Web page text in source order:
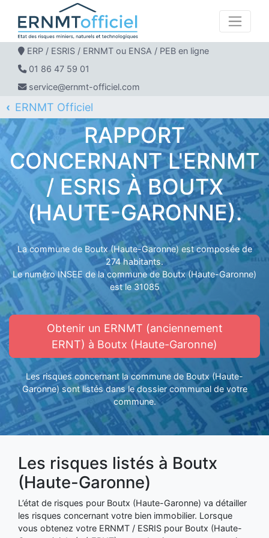
ERP / ESRIS / ERNMT ou ENSA / PEB en ligne
01 86 47 59 01
service@ernmt-officiel.com
ERNMT Officiel
ERP / ESRIS / ERNMT pour BOUTX
RAPPORT
CONCERNANT L'ERNMT
/ ESRIS À BOUTX
(HAUTE-GARONNE).
La commune de Boutx (Haute-Garonne) est composée de
274 habitants.
Le numéro INSEE de la commune de Boutx (Haute-Garonne)
est le 31085
Obtenir un ERNMT (anciennement
ERNT) à Boutx (Haute-Garonne)
Les risques concernant la commune de Boutx (Haute-
Garonne) sont listés dans le dossier communal de votre
commune.
Les risques listés à Boutx
(Haute-Garonne)
L’état de risques pour Boutx (Haute-Garonne) va détailler
les risques concernant votre bien immobilier. Lorsque
vous obtenez votre ERNMT / ESRIS pour Boutx (Haute-